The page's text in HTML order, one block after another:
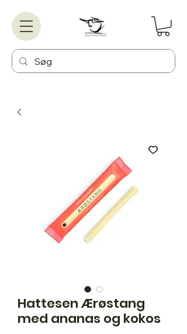
Hattesen Ærøstang
med ananas og kokos